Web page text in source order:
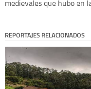
medievales que hubo en
REPORTAJES RELACIONADOS